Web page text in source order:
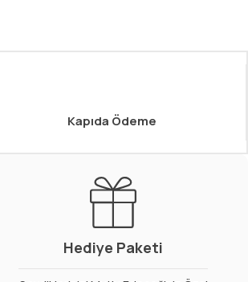
Kapıda Ödeme
Hediye Paketi